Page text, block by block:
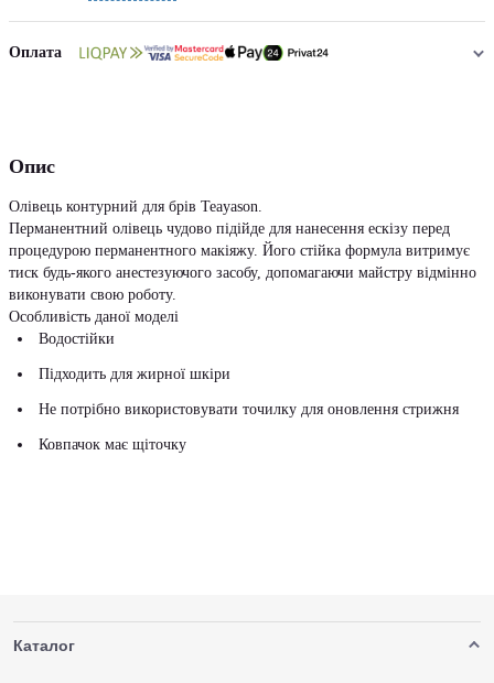
Оплата
Опис
Олівець контурний для брів Teayason.
Перманентний олівець чудово підійде для нанесення ескізу перед
процедурою перманентного макіяжу. Його стійка формула витримує
тиск будь-якого анестезуючого засобу, допомагаючи майстру відмінно
виконувати свою роботу.
Особливість даної моделі
Водостійки
Підходить для жирної шкіри
Не потрібно використовувати точилку для оновлення стрижня
Ковпачок має щіточку
Каталог